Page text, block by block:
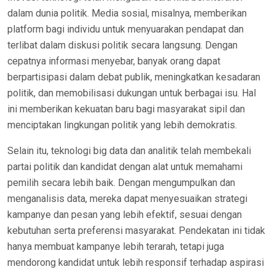
dalam dunia politik. Media sosial, misalnya, memberikan
platform bagi individu untuk menyuarakan pendapat dan
terlibat dalam diskusi politik secara langsung. Dengan
cepatnya informasi menyebar, banyak orang dapat
berpartisipasi dalam debat publik, meningkatkan kesadaran
politik, dan memobilisasi dukungan untuk berbagai isu. Hal
ini memberikan kekuatan baru bagi masyarakat sipil dan
menciptakan lingkungan politik yang lebih demokratis.
Selain itu, teknologi big data dan analitik telah membekali
partai politik dan kandidat dengan alat untuk memahami
pemilih secara lebih baik. Dengan mengumpulkan dan
menganalisis data, mereka dapat menyesuaikan strategi
kampanye dan pesan yang lebih efektif, sesuai dengan
kebutuhan serta preferensi masyarakat. Pendekatan ini tidak
hanya membuat kampanye lebih terarah, tetapi juga
mendorong kandidat untuk lebih responsif terhadap aspirasi